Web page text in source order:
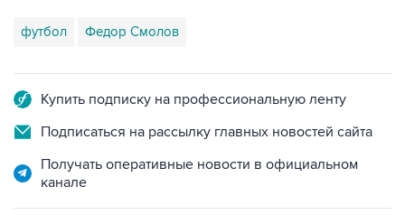
футбол Федор Смолов
Купить подписку на профессиональную ленту
Подписаться на рассылку главных новостей сайта
Получать оперативные новости в официальном
канале